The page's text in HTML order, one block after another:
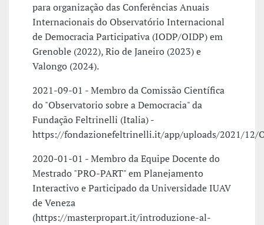
para organização das Conferências Anuais
Internacionais do Observatório Internacional
de Democracia Participativa (IODP/OIDP) em
Grenoble (2022), Rio de Janeiro (2023) e
Valongo (2024).
2021-09-01 - Membro da Comissão Científica
do "Observatorio sobre a Democracia" da
Fundação Feltrinelli (Italia) -
https://fondazionefeltrinelli.it/app/uploads/2021/12/
2020-01-01 - Membro da Equipe Docente do
Mestrado "PRO-PART" em Planejamento
Interactivo e Participado da Universidade IUAV
de Veneza
(https://masterpropart.it/introduzione-al-